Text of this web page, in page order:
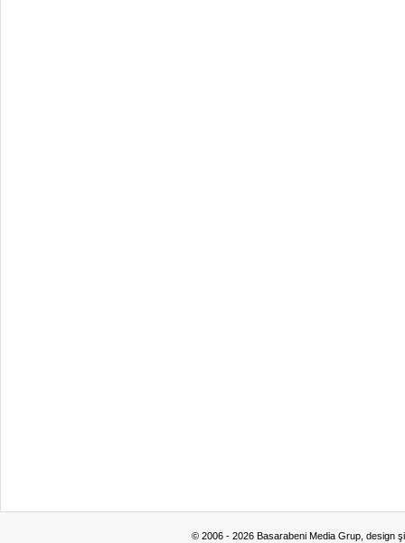
© 2006 - 2026 Basarabeni Media Grup, design